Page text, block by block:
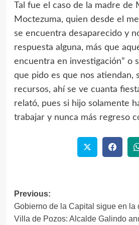
Tal fue el caso de la madre de
Moctezuma, quien desde el
se encuentra desaparecido y
respuesta alguna, más que
encuentra en investigación” o
que pido es que nos atiendan,
recursos, ahí se ve cuanta
relató, pues si hijo solamente
trabajar y nunca más regreso
Post
navigation
Previous:
Gobierno de la Capital sigue en la
Villa de Pozos: Alcalde Galindo